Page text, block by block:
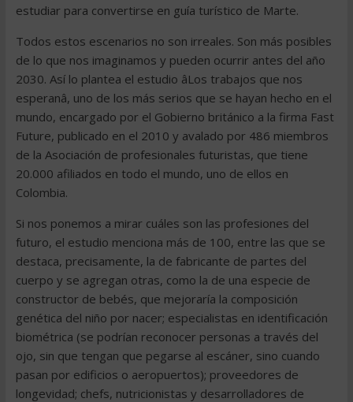
estudiar para convertirse en guía turístico de Marte.
Todos estos escenarios no son irreales. Son más posibles
de lo que nos imaginamos y pueden ocurrir antes del año
2030. Así lo plantea el estudio âLos trabajos que nos
esperanâ, uno de los más serios que se hayan hecho en el
mundo, encargado por el Gobierno británico a la firma Fast
Future, publicado en el 2010 y avalado por 486 miembros
de la Asociación de profesionales futuristas, que tiene
20.000 afiliados en todo el mundo, uno de ellos en
Colombia.
Si nos ponemos a mirar cuáles son las profesiones del
futuro, el estudio menciona más de 100, entre las que se
destaca, precisamente, la de fabricante de partes del
cuerpo y se agregan otras, como la de una especie de
constructor de bebés, que mejoraría la composición
genética del niño por nacer; especialistas en identificación
biométrica (se podrían reconocer personas a través del
ojo, sin que tengan que pegarse al escáner, sino cuando
pasan por edificios o aeropuertos); proveedores de
longevidad; chefs, nutricionistas y desarrolladores de